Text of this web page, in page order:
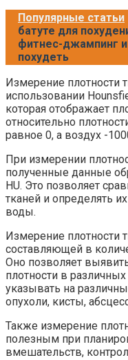
Популярные статьи
батуте для
фитнес-джампинг
похудеть
Измерение плотности
использовании
которая отображает
относительно
равное 0, а воздух -
При измерении
полученные данные
HU. Это позволяет
тканей и определять
воды.
Измерение плотности
составляющей в
Оно позволяет
плотности в
указывать на
опухоли, кисты,
Также измерение
полезным при
вмешательств,